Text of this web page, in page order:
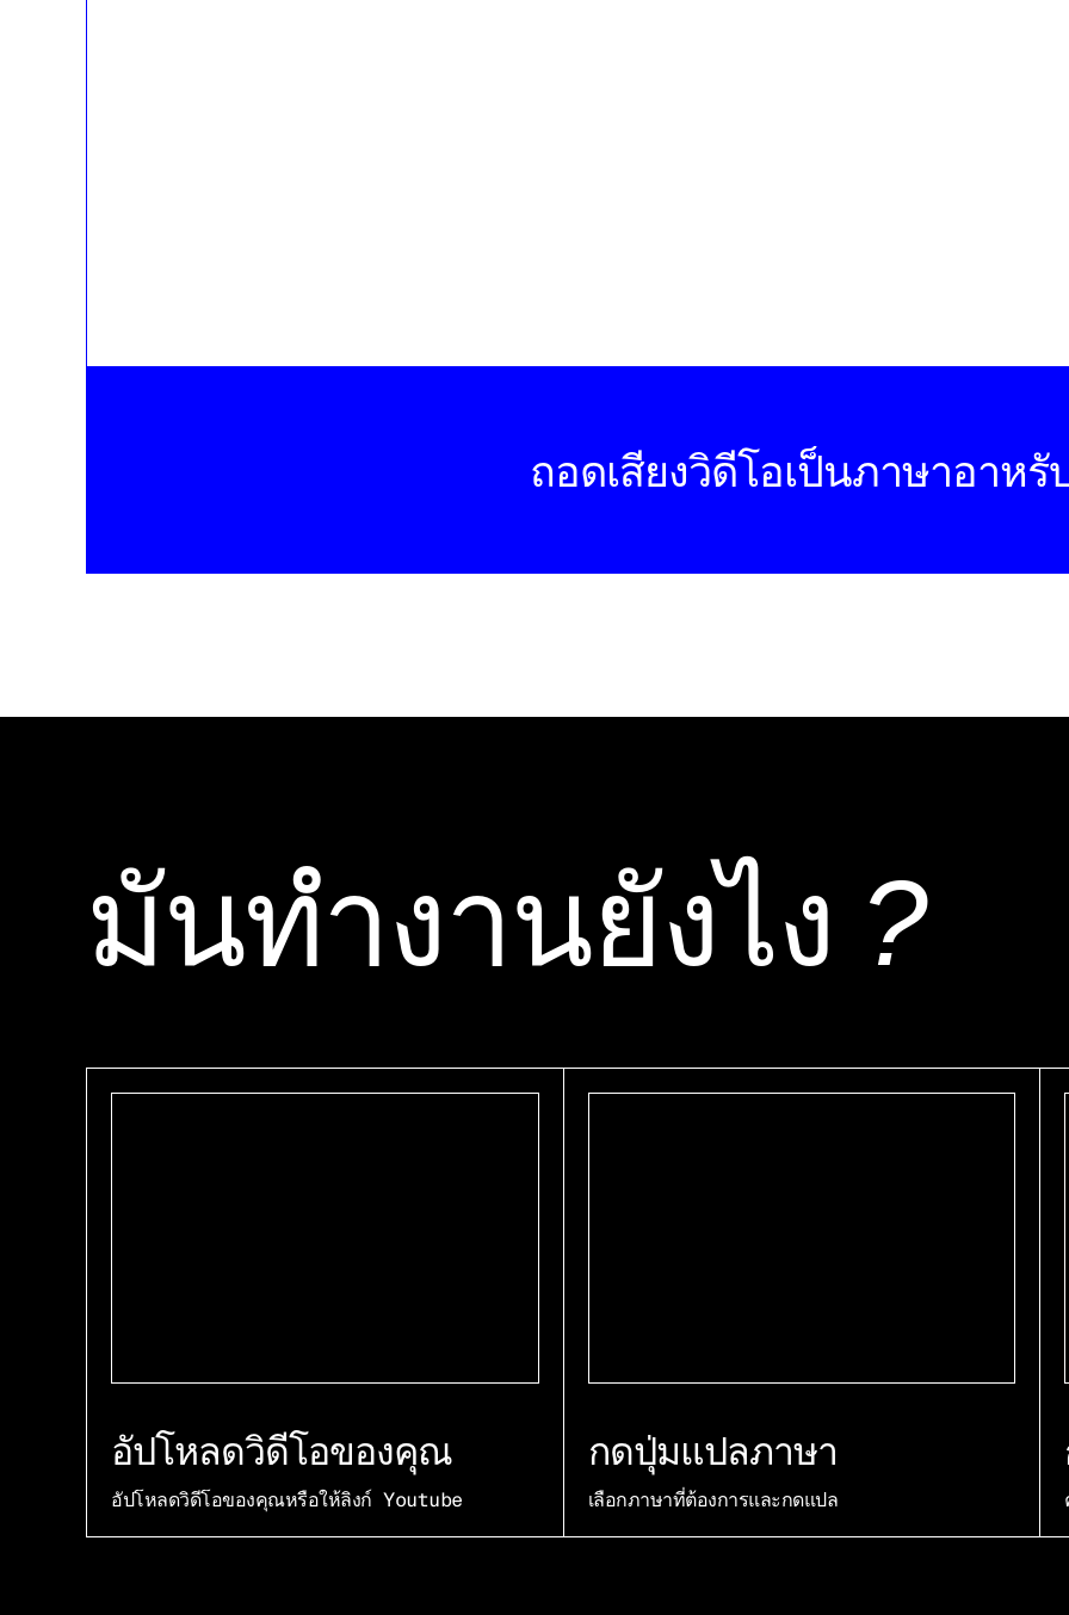
ถอดเสียงวิดีโอเป็นภาษาอาหรั
มันทํางานยังไง ?
อัปโหลดวิดีโอของคุณ
อัปโหลดวิดีโอของคุณหรือให้ลิงก์ Youtube
กดปุ่มแปลภาษา
เลือกภาษาที่ต้องการและกดแปล